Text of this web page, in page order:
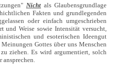
Nicht als Glaubensgrundlage
Fakten und grundlegenden
oder einfach umgeschrieben
und Weise sowie Intensität versucht,
und esoterischen Ideengut
Gottes über uns Menschen
ziehen. Es wird argumentiert, solch
ansprechen.